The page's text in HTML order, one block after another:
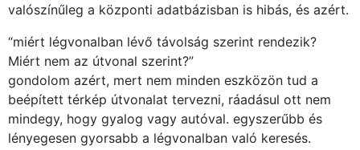
valószínűleg a központi adatbázisban is hibás, és azért.
“miért légvonalban lévő távolság szerint rendezik?
Miért nem az útvonal szerint?”
gondolom azért, mert nem minden eszközön tud a
beépített térkép útvonalat tervezni, ráadásul ott nem
mindegy, hogy gyalog vagy autóval. egyszerűbb és
lényegesen gyorsabb a légvonalban való keresés.